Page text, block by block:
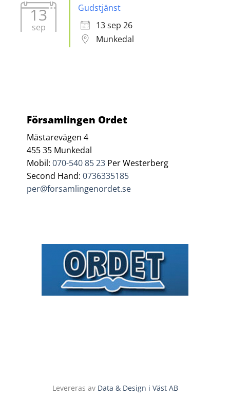
13
sep
Gudstjänst
13 sep 26
Munkedal
Församlingen Ordet
Mästarevägen 4
455 35 Munkedal
Mobil:070-540 85 23 Per Westerberg
Second Hand:0736335185
per@forsamlingenordet.se
Levereras av Data & Design i Väst AB